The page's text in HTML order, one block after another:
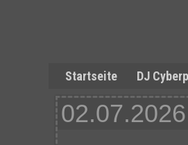
Startseite DJ